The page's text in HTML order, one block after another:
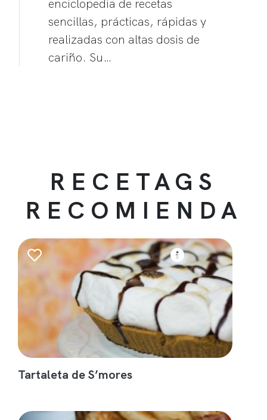
enciclopedia de recetas
sencillas, prácticas, rápidas y
realizadas con altas dosis de
cariño. Su…
RECETAGS
RECOMIENDA
Tartaleta de S’mores